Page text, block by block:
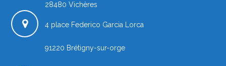
28480 Vichères
4 place Federico Garcia Lorca
91220 Brétigny-sur-orge